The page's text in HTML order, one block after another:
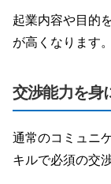
起業内容や目的
が高くなります。
交渉能力を身
通常のコミュニ
キルで必須の交